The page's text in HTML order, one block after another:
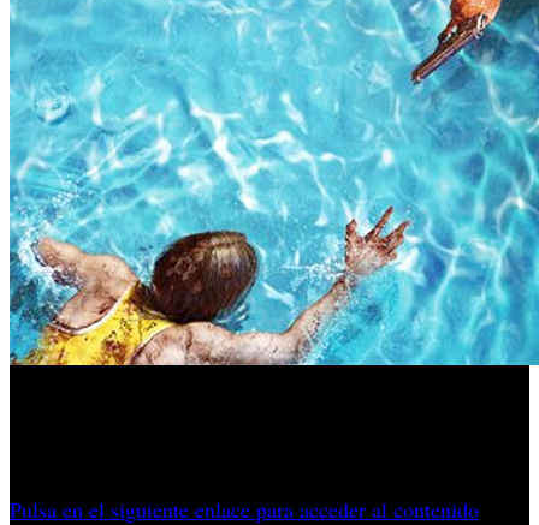
Pulsa en el siguiente enlace para acceder al contenido